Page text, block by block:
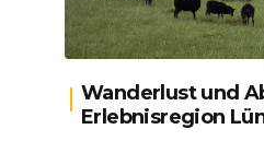
Wanderlust und
Erlebnisregion